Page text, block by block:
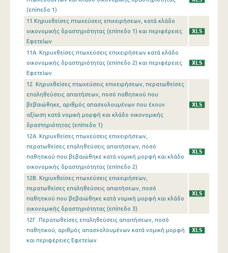
(επίπεδο 1)
11.Κηρυχθείσες πτωχεύσεις επιχειρήσεων, κατά κλάδο
οικονομικής δραστηριότητας (επίπεδο 1) και περιφέρειες
Εφετείων
11A. Κηρυχθείσες πτωχεύσεις επιχειρήσεων κατά κλάδο
οικονομικής δραστηριότητας (επίπεδο 2) και περιφέρειες
Εφετείων
12. Κηρυχθείσες πτωχεύσεις επιχειρήσεων, περατωθείσες
επαληθεύσεις απαιτήσεων, ποσό παθητικού που
βεβαιώθηκε, αριθμός απασχολουμένων που έχουν
αξίωση κατά νομική μορφή και κλάδο οικονομικής
δραστηριότητας (επίπεδο 1)
12A. Κηρυχθείσες πτωχεύσεις επιχειρήσεων,
περατωθείσες επαληθεύσεις απαιτήσεων, ποσό
παθητικού που βεβαιώθηκε κατά νομική μορφή και κλάδο
οικονομικής δραστηριότητας (επίπεδο 2)
12B. Κηρυχθείσες πτωχεύσεις επιχειρήσεων,
περατωθείσες επαληθεύσεις απαιτήσεων, ποσό
παθητικού που βεβαιώθηκε κατά νομική μορφή και κλάδο
οικονομικής δραστηριότητας (επίπεδο 3)
12Γ. Περατωθείσες επαληθεύσεις απαιτήσεων, ποσό
παθητικού, αριθμός απασχολουμένων κατά νομική μορφή
και περιφέρειες Εφετείων